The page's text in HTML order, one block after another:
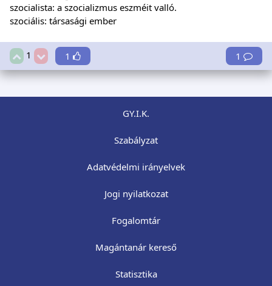
szocialista: a szocializmus eszméit valló.
szociális: társasági ember
1 1 1
GY.I.K.
Szabályzat
Adatvédelmi irányelvek
Jogi nyilatkozat
Fogalomtár
Magántanár kereső
Statisztika